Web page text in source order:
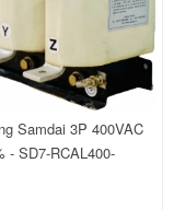
Samdai 3P 400VAC
- SD7-RCAL400-